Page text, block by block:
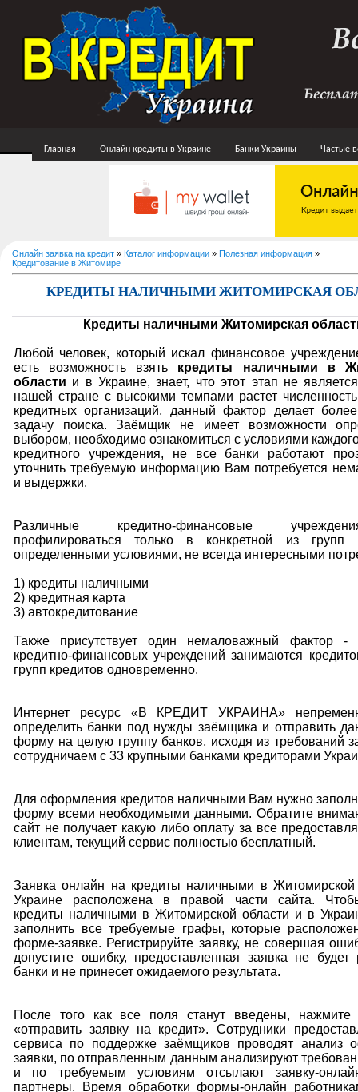
Главная Онлайн кредиты в Украине Банки Украины Частые
Онлайн заявка на кредит » Каталог информации » Полезная информация »
Кредитование в Житомире
КРЕДИТЫ НАЛИЧНЫМИ ЖИТОМИРСКАЯ
Кредиты наличными Житомирская
Любой человек, который искал финансовое
есть возможность взять кредиты наличными в
области и в Украине, знает, что этот этап не
нашей стране с высокими темпами растет
кредитных организаций, данный фактор делает
задачу поиска. Заёмщик не имеет возможности
выбором, необходимо ознакомиться с условиями
кредитного учреждения, не все банки работают
уточнить требуемую информацию Вам потребуется
и выдержки.
Различные кредитно-финансовые
профилироваться только в конкретной из групп
определенными условиями, не всегда интересными
1) кредиты наличными
2) кредитная карта
3) автокредитование
Также присутствует один немаловажный фактор -
кредитно-финансовых учреждений занимаются
групп кредитов одновременно.
Интернет ресурс «В КРЕДИТ УКРАИНА»
определить банки под нужды заёмщика и отправить
форму на целую группу банков, исходя из требований
сотрудничаем с 33 крупными банками кредиторами
Для оформления кредитов наличными Вам нужно
форму всеми необходимыми данными. Обратите
сайт не получает какую либо оплату за все
клиентам, текущий сервис полностью бесплатный.
Заявка онлайн на кредиты наличными в
Украине расположена в правой части сайта.
кредиты наличными в Житомирской области и в
заполнить все требуемые графы, которые
форме-заявке. Регистрируйте заявку, не совершая
допустите ошибку, предоставленная заявка не будет
банки и не принесет ожидаемого результата.
После того как все поля станут введены,
«отправить заявку на кредит». Сотрудники
сервиса по поддержке заёмщиков проводят анализ
заявки, по отправленным данным анализируют
и по требуемым условиям отсылают заявку-
партнеры. Время обработки формы-онлайн